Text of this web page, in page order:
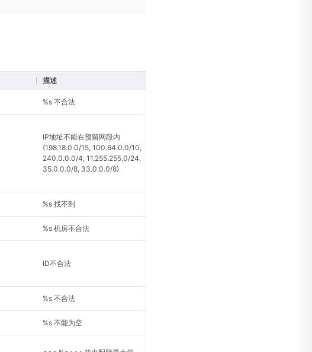
描述
%s 不合法
IP地址不能在预留网段内
(198.18.0.0/15, 100.64.0.0/10,
240.0.0.0/4, 11.255.255.0/24,
35.0.0.0/8, 33.0.0.0/8)
%s 找不到
%s 机房不合法
ID不合法
%s 不合法
%s 不能为空